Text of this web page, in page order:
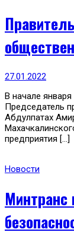
27.01.2022
В начале
Председатель
Абдулпатах
предприятия […]
Новости
Минтранс